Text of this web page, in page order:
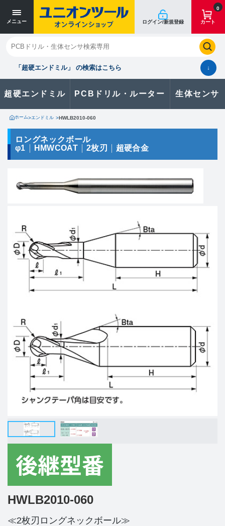
メニュー ログイン/新規登録
0
カート
「超硬エンドミル」 の検索はこちら ↓
超硬エンドミル PCBドリル・ルーター 生体センサ
閉じる
お気に入り クイックオーダー 購入履歴
製品に関するお問い合わせはこちら
カタログ一覧
ホーム>エンドミル >HWLB2010-060
ロングネックボール
φ1
HMWCOAT 2枚刃 超硬合金
HWLB2010-060
≪2枚刃ロングネックボール≫
寸法単位 [mm]
寸法単位 [mm]